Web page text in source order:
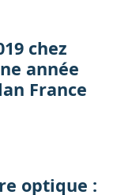
chez
année
France
optique :